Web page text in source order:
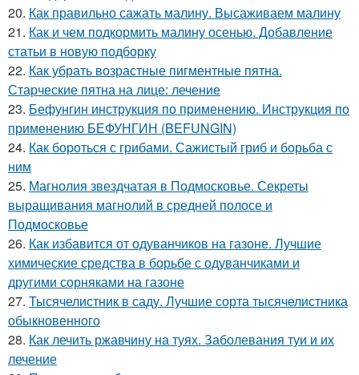
20. Как правильно сажать малину. Высаживаем малину
21. Как и чем подкормить малину осенью. Добавление
статьи в новую подборку
22. Как убрать возрастные пигментные пятна.
Старческие пятна на лице: лечение
23. Бефунгин инструкция по применению. Инструкция по
применению БЕФУНГИН (BEFUNGIN)
24. Как бороться с грибами. Сажистый гриб и борьба с
ним
25. Магнолия звездчатая в Подмосковье. Секреты
выращивания магнолий в средней полосе и
Подмосковье
26. Как избавится от одуванчиков на газоне. Лучшие
химические средства в борьбе с одуванчиками и
другими сорняками на газоне
27. Тысячелистник в саду. Лучшие сорта тысячелистника
обыкновенного
28. Как лечить ржавчину на туях. Заболевания туи и их
лечение